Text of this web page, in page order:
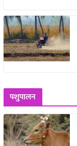
पशुपालन